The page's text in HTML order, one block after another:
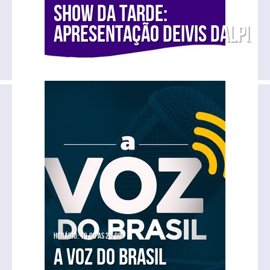
Show da Tarde:
Apresentação Deivis Dalpiaz
Horário: 19:00 as 20:00
A Voz do Brasil